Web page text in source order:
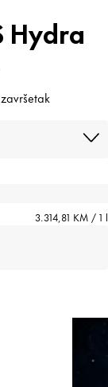
Hydra
3.314,81 KM / 1 l